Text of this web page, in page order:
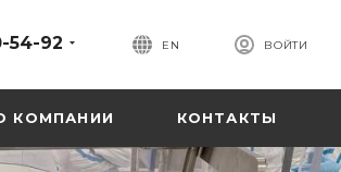
ВОЙТИ
EN
54-92
КОМПАНИИ КОНТАКТЫ